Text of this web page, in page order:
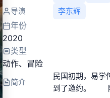
导演
李东辉
年份
2020
类型
动作、 冒险
简介
民国初期，易学
到了邀约。 随